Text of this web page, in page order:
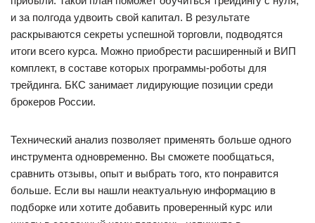
и за полгода удвоить свой капитал. В результате
раскрываются секреты успешной торговли, подводятся
итоги всего курса. Можно приобрести расширенный и ВИП
комплект, в составе которых программы-роботы для
трейдинга. БКС занимает лидирующие позиции среди
брокеров России.
Технический анализ позволяет применять больше одного
инструмента одновременно. Вы сможете пообщаться,
сравнить отзывы, опыт и выбрать того, кто понравится
больше. Если вы нашли неактуальную информацию в
подборке или хотите добавить проверенный курс или